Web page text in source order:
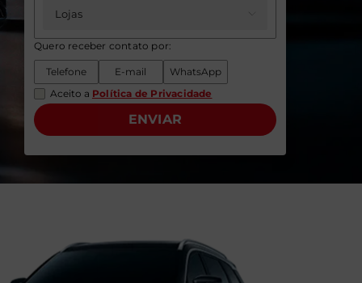
Quero receber contato por:
Telefone E-mail
WhatsApp
Aceito a Política de Privacidade
ENVIAR